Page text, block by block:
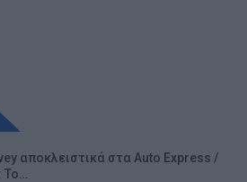
αποκλειστικά στα Auto Express /